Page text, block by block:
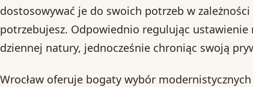
dostosowywać je do swoich potrzeb w
potrzebujesz. Odpowiednio regulując ustawienie
dziennej natury, jednocześnie chroniąc swoją
Wrocław oferuje bogaty wybór